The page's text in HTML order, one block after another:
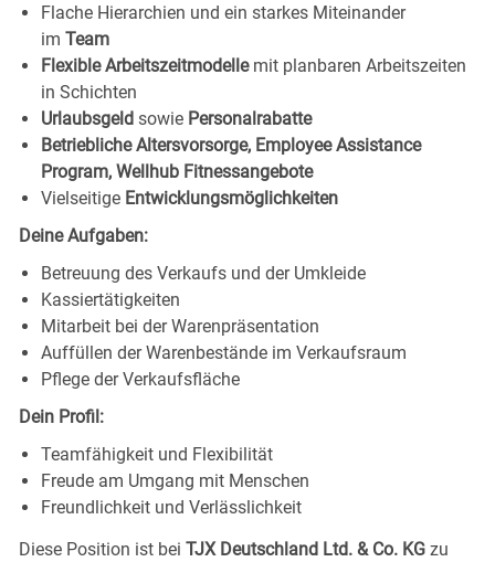
Flache Hierarchien und ein starkes Miteinander
im Team
Flexible Arbeitszeitmodelle mit planbaren Arbeitszeiten
in Schichten
Urlaubsgeld sowie Personalrabatte
Betriebliche Altersvorsorge, Employee Assistance
Program, Wellhub Fitnessangebote
Vielseitige Entwicklungsmöglichkeiten
Deine Aufgaben:
Betreuung des Verkaufs und der Umkleide
Kassiertätigkeiten
Mitarbeit bei der Warenpräsentation
Auffüllen der Warenbestände im Verkaufsraum
Pflege der Verkaufsfläche
Dein Profil:
Teamfähigkeit und Flexibilität
Freude am Umgang mit Menschen
Freundlichkeit und Verlässlichkeit
Diese Position ist bei TJX Deutschland Ltd. & Co. KG zu